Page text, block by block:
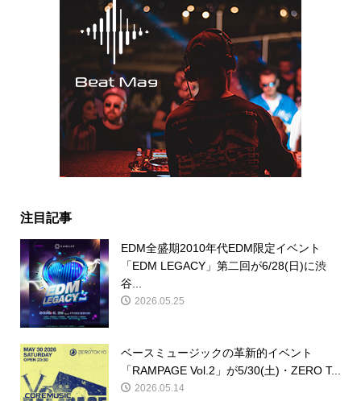
注目記事
EDM全盛期2010年代EDM限定イベント
「EDM LEGACY」第二回が6/28(日)に渋
谷...
2026.05.25
ベースミュージックの革新的イベント
「RAMPAGE Vol.2」が5/30(土)・ZERO T...
2026.05.14